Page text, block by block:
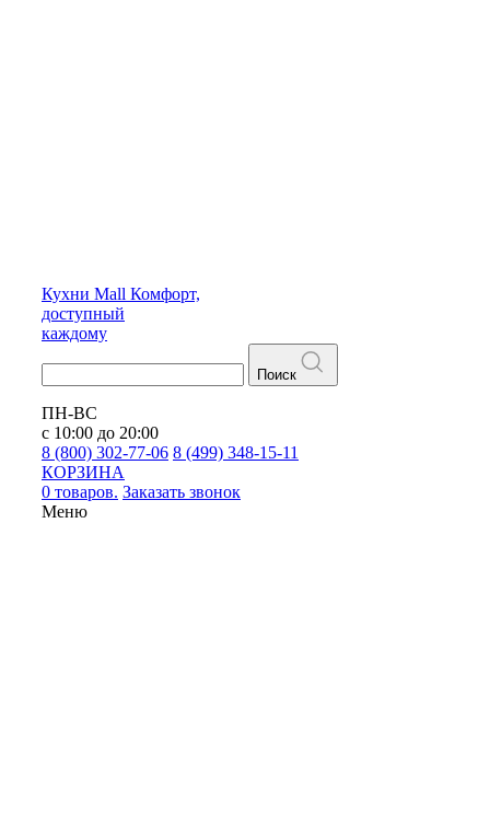
Кухни Mall Комфорт,
доступный
каждому
Поиск
ПН-ВС
с 10:00 до 20:00
8 (800) 302-77-06 8 (499) 348-15-11
КОРЗИНА
0 товаров. Заказать звонок
Меню